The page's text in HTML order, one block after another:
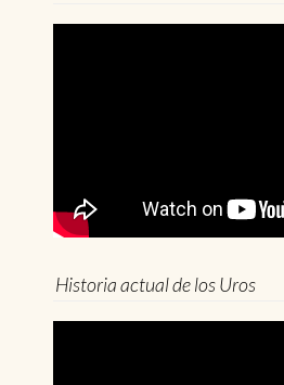
Historia actual de los Uros